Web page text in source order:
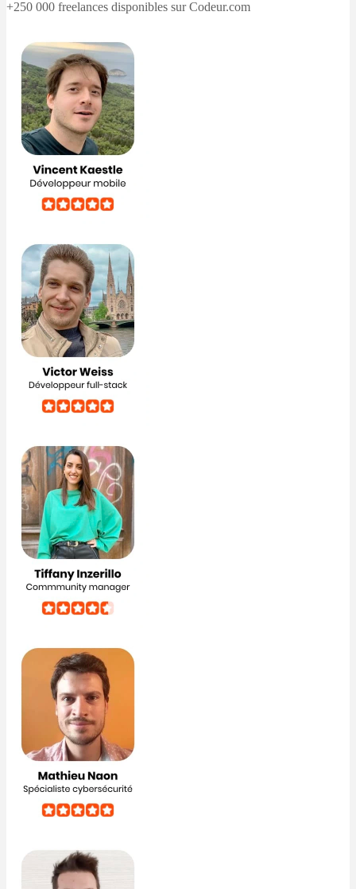
+250 000 freelances disponibles sur Codeur.com